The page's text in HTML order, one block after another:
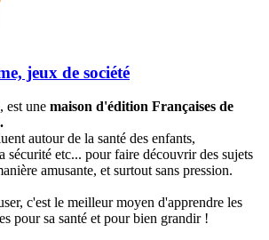
jeux de société
, est une maison d'édition Françaises de
autour de la santé des enfants,
sécurité etc... pour faire découvrir des sujets
amusante, et surtout sans pression.
c'est le meilleur moyen d'apprendre les
pour sa santé et pour bien grandir !